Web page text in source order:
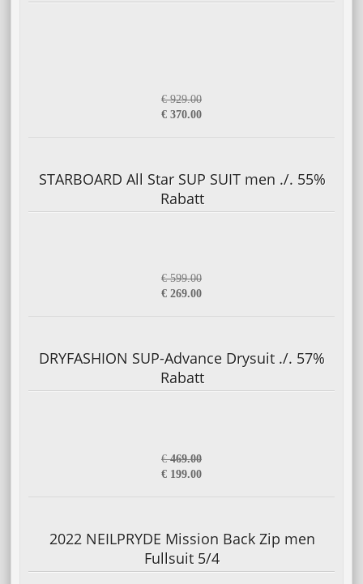
€ 929.00
€ 370.00
STARBOARD All Star SUP SUIT men ./. 55%
Rabatt
€ 599.00
€ 269.00
DRYFASHION SUP-Advance Drysuit ./. 57%
Rabatt
€469.00
€ 199.00
2022 NEILPRYDE Mission Back Zip men
Fullsuit 5/4